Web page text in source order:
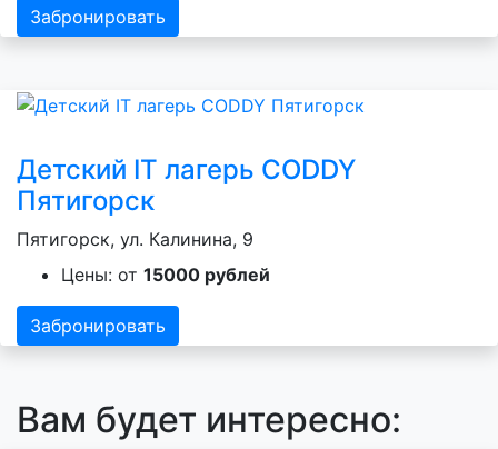
Забронировать
Детский IT лагерь CODDY
Пятигорск
Пятигорск, ул. Калинина, 9
Цены: от 15000 рублей
Забронировать
Вам будет интересно: